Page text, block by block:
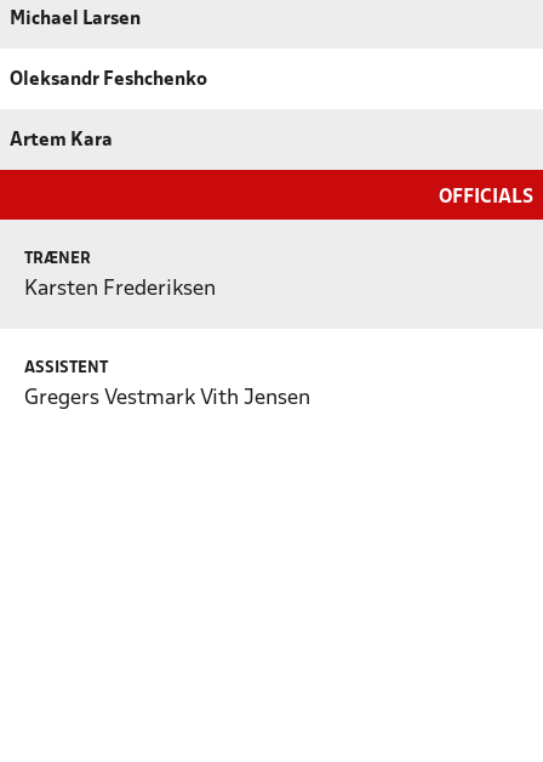
Michael Larsen
Oleksandr Feshchenko
Artem Kara
OFFICIALS
TRÆNER
Karsten Frederiksen
ASSISTENT
Gregers Vestmark Vith Jensen